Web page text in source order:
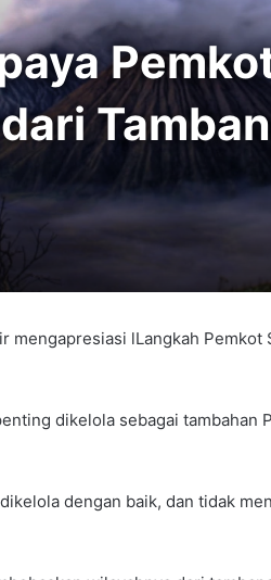
mengapresiasi lLangkah Pemkot
dikelola sebagai tambahan
dengan baik, dan tidak